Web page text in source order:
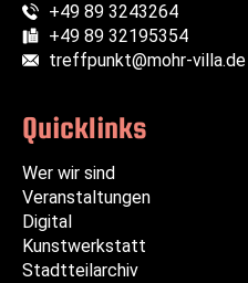
Telefon:
+49 89 3243264
Fax:
+49 89 32195354
E-Mail:
treffpunkt@mohr-villa.de
Quicklinks
überspringen
Wer wir sind
Veranstaltungen
Digital
Kunstwerkstatt
Stadtteilarchiv
überspringen